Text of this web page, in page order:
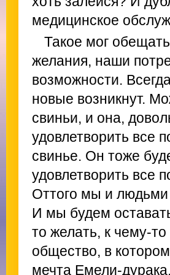
медицинское
Такое мог
желания, наши
возможности.
новые возникнут.
свиньи, и она,
удовлетворить все
свинье. Он тоже
удовлетворить все
Оттого мы и людьми
И мы будем
то желать, к чему-
общество, в
мечта Емели-